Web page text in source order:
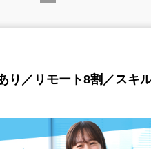
／リモート8割／スキ